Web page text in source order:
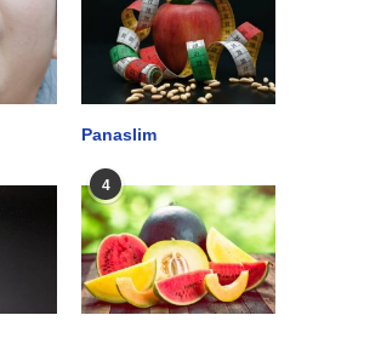
Panaslim
4